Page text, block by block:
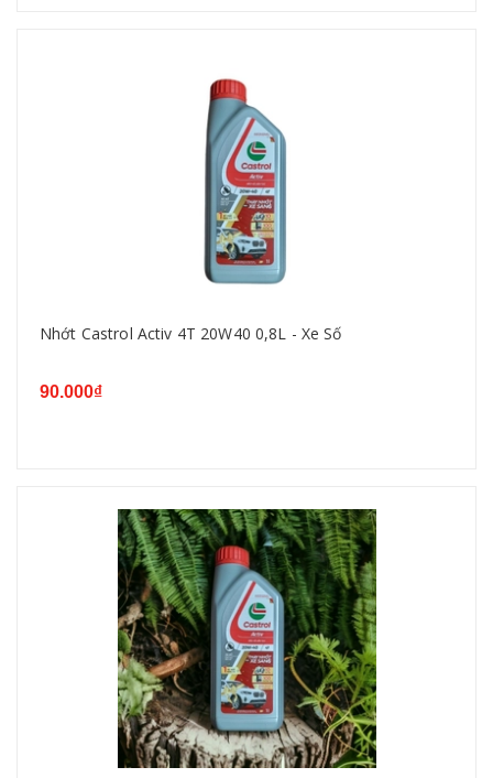
Nhớt Castrol Activ 4T 20W40 0,8L - Xe Số
90.000₫